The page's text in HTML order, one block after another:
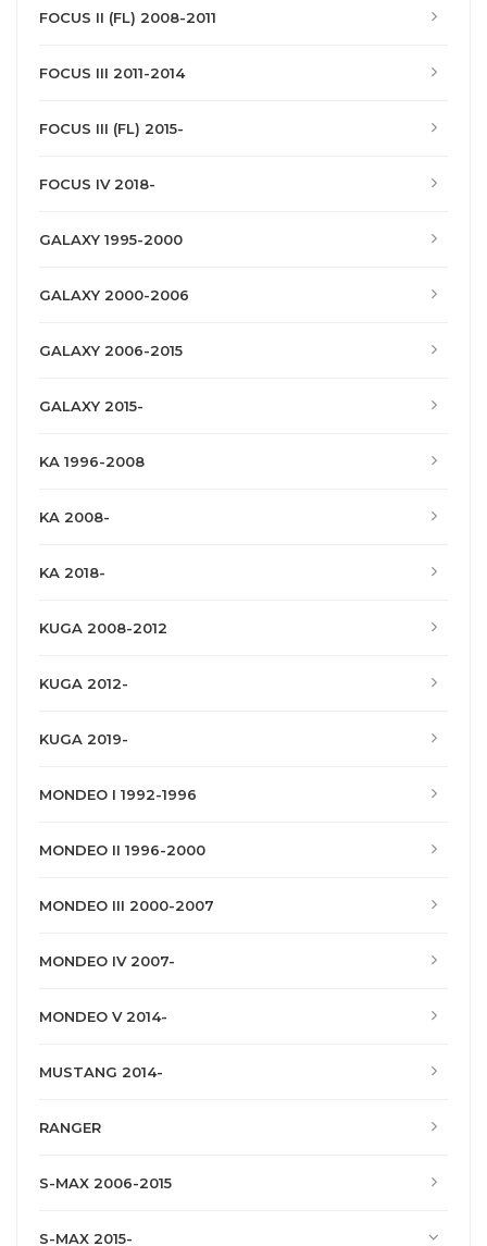
FOCUS II (FL) 2008-2011
FOCUS III 2011-2014
FOCUS III (FL) 2015-
FOCUS IV 2018-
GALAXY 1995-2000
GALAXY 2000-2006
GALAXY 2006-2015
GALAXY 2015-
KA 1996-2008
KA 2008-
KA 2018-
KUGA 2008-2012
KUGA 2012-
KUGA 2019-
MONDEO I 1992-1996
MONDEO II 1996-2000
MONDEO III 2000-2007
MONDEO IV 2007-
MONDEO V 2014-
MUSTANG 2014-
RANGER
S-MAX 2006-2015
S-MAX 2015-